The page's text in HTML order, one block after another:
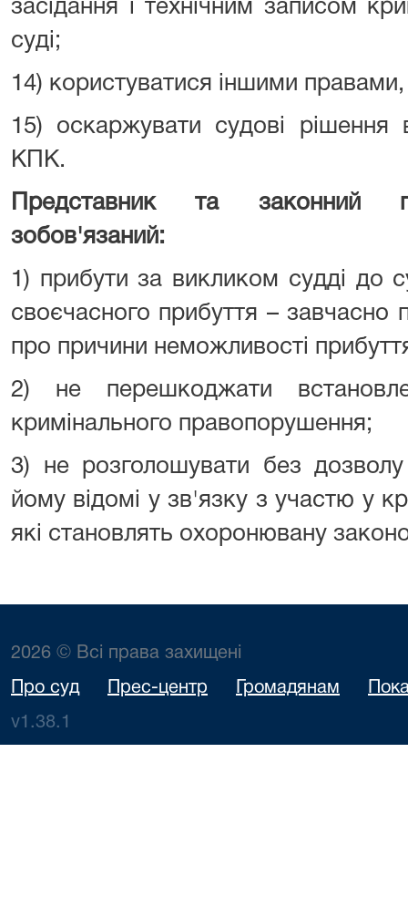
засідання і технічним записом
суді;
14) користуватися іншими
15) оскаржувати судові рішення
КПК.
Представник та законний
зобов'язаний:
1) прибути за викликом судді до
своєчасного прибуття –
про причини неможливості
2) не перешкоджати
кримінального правопорушення;
3) не розголошувати без дозволу
йому відомі у зв'язку з участю у
які становлять охоронювану
2026 © Всі права захищені
Про суд Прес-центр Громадянам
v1.38.1